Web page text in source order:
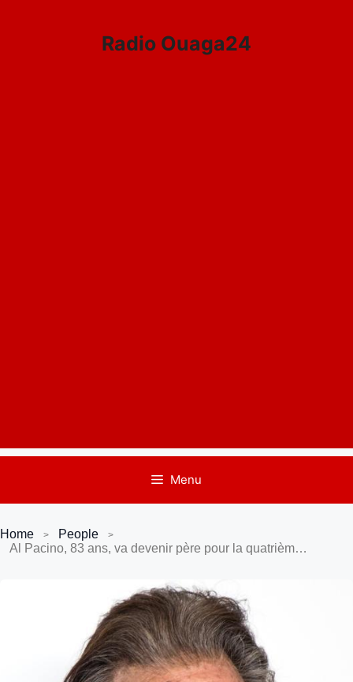
Radio Ouaga24
Menu
Home
People
Al Pacino, 83 ans, va devenir père pour la quatrième fois